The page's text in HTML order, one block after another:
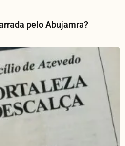
pelo Abujamra?